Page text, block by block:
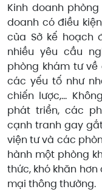
Kinh doanh
doanh có điều
của Sở kế hoạch
nhiều yêu cầu
phòng khám tư
các yếu tố như
chiến lược,…
phát triển, các
cạnh tranh gay
viện tư và các
hành một phòng
thức, khó khăn
mại thông thường.